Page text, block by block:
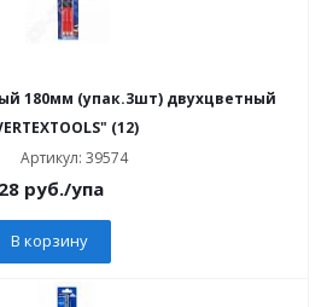
180мм (упак.3шт) двухцветный
(12)
Артикул: 39574
руб./упа
В корзину